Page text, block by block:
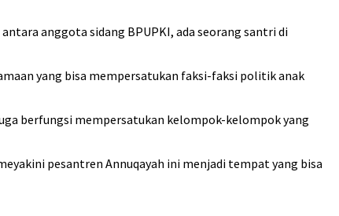
anggota sidang BPUPKI, ada seorang santri di
yang bisa mempersatukan faksi-faksi politik anak
berfungsi mempersatukan kelompok-kelompok yang
pesantren Annuqayah ini menjadi tempat yang bisa